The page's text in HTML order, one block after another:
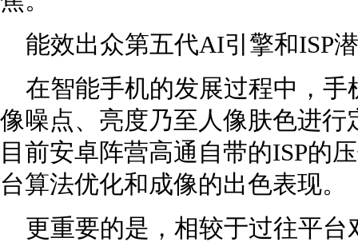
能效出众第五代AI引擎和ISP
在智能手机的发展过程中，手
像噪点、亮度乃至人像肤色进
目前安卓阵营高通自带的ISP的
台算法优化和成像的出色表现。
更重要的是，相较于过往平台